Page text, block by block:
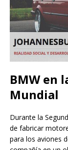
BMW en
Mundial
Durante la
de fabricar
para los aviones